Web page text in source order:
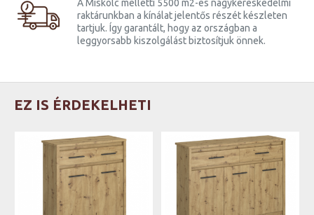
A Miskolc melletti 5500 m2-es nagykereskedelmi
raktárunkban a kínálat jelentős részét készleten
tartjuk. Így garantált, hogy az országban a
leggyorsabb kiszolgálást biztosítjuk önnek.
EZ IS ÉRDEKELHETI